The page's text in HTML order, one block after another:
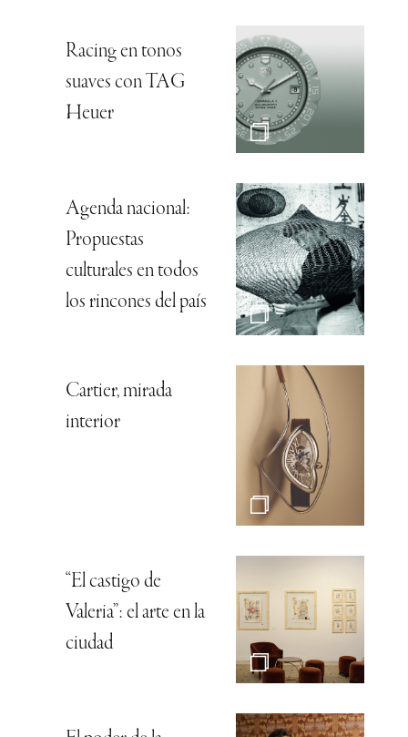
Racing en tonos
suaves con TAG
Heuer
Agenda nacional:
Propuestas
culturales en todos
los rincones del país
Cartier, mirada
interior
“El castigo de
Valeria”: el arte en la
ciudad